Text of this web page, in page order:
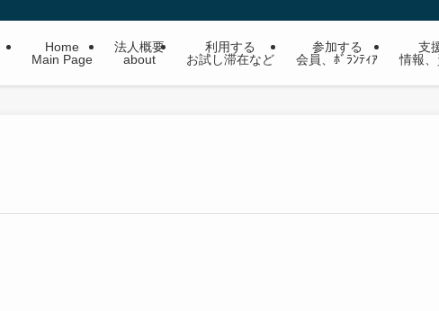
Home
Main Page
法人概要
about
利用する
お試し滞在など
参加する
会員、ﾎﾞﾗﾝﾃｨｱ
支
情報